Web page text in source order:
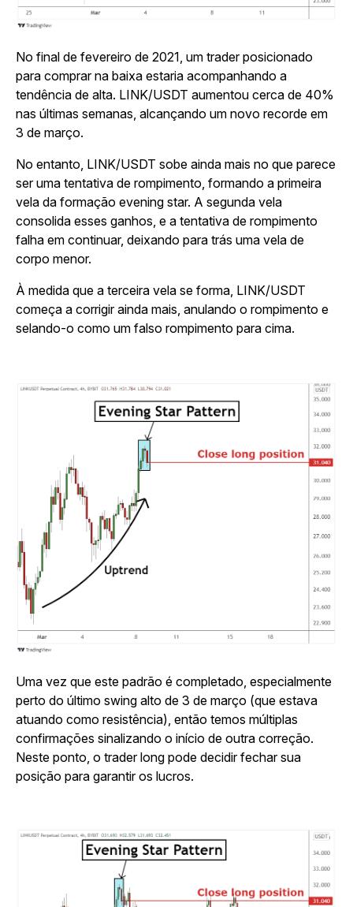
No final de fevereiro de 2021, um trader posicionado
para comprar na baixa estaria acompanhando a
tendência de alta. LINK/USDT aumentou cerca de 40%
nas últimas semanas, alcançando um novo recorde em
3 de março.
No entanto, LINK/USDT sobe ainda mais no que parece
ser uma tentativa de rompimento, formando a primeira
vela da formação evening star. A segunda vela
consolida esses ganhos, e a tentativa de rompimento
falha em continuar, deixando para trás uma vela de
corpo menor.
À medida que a terceira vela se forma, LINK/USDT
começa a corrigir ainda mais, anulando o rompimento e
selando-o como um falso rompimento para cima.
Uma vez que este padrão é completado, especialmente
perto do último swing alto de 3 de março (que estava
atuando como resistência), então temos múltiplas
confirmações sinalizando o início de outra correção.
Neste ponto, o trader long pode decidir fechar sua
posição para garantir os lucros.